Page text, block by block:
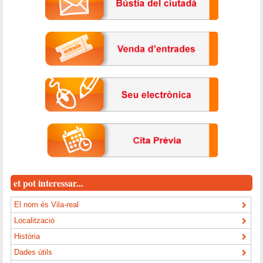
et pot interessar...
El nom és Vila-real
Localització
Història
Dades útils